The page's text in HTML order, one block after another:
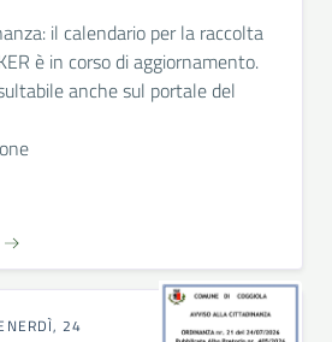
il calendario per la raccolta
è in corso di aggiornamento.
anche sul portale del
24